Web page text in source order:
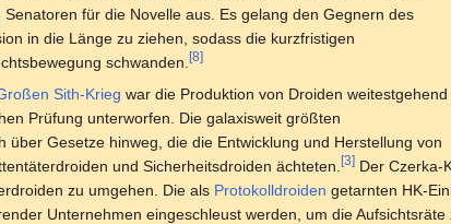
für die Novelle aus. Es gelang den Gegnern des
in die Länge zu ziehen, sodass die kurzfristigen
schwanden. [8]
Sith-Krieg war die Produktion von Droiden weitestgehend
Prüfung unterworfen. Die galaxisweit größten
über Gesetze hinweg, die die Entwicklung und Herstellung von
und Sicherheitsdroiden ächteten. [3] Der Czerka-
zu umgehen. Die als Protokolldroiden getarnten HK-
Unternehmen eingeschleust werden, um die Aufsichtsräte